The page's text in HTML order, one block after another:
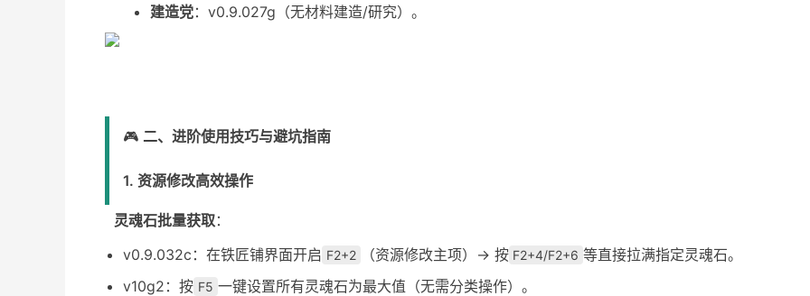
建造党：v0.9.027g（无材料建造/研究）。
🎮 二、进阶使用技巧与避坑指南
1. 资源修改高效操作
灵魂石批量获取：
v0.9.032c：在铁匠铺界面开启 F2+2 （资源修改主项）→ 按 F2+4/F2+6 等直接拉满指定灵魂石。
v10g2：按 F5 一键设置所有灵魂石为最大值（无需分类操作）。